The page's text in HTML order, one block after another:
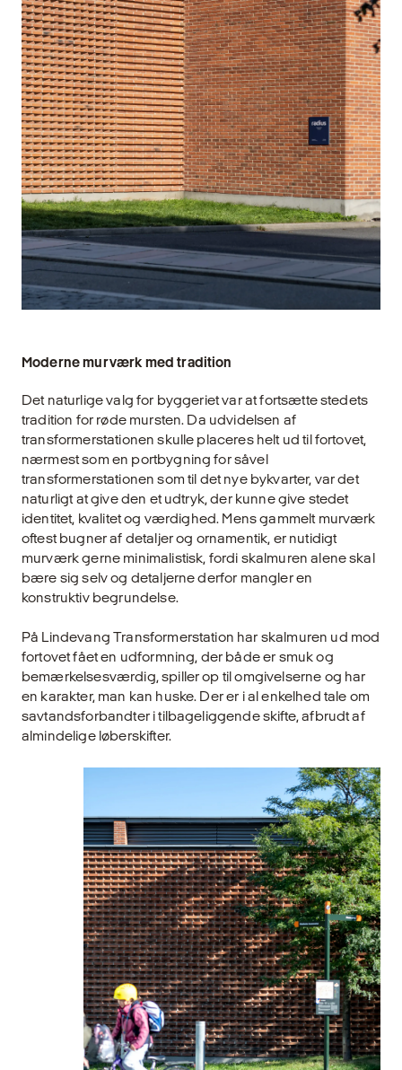
Moderne murværk med tradition
Det naturlige valg for byggeriet var at fortsætte stedets
tradition for røde mursten. Da udvidelsen af
transformerstationen skulle placeres helt ud til fortovet,
nærmest som en portbygning for såvel
transformerstationen som til det nye bykvarter, var det
naturligt at give den et udtryk, der kunne give stedet
identitet, kvalitet og værdighed. Mens gammelt murværk
oftest bugner af detaljer og ornamentik, er nutidigt
murværk gerne minimalistisk, fordi skalmuren alene skal
bære sig selv og detaljerne derfor mangler en
konstruktiv begrundelse.
På Lindevang Transformerstation har skalmuren ud mod
fortovet fået en udformning, der både er smuk og
bemærkelsesværdig, spiller op til omgivelserne og har
en karakter, man kan huske. Der er i al enkelhed tale om
savtandsforbandter i tilbageliggende skifte, afbrudt af
almindelige løberskifter.